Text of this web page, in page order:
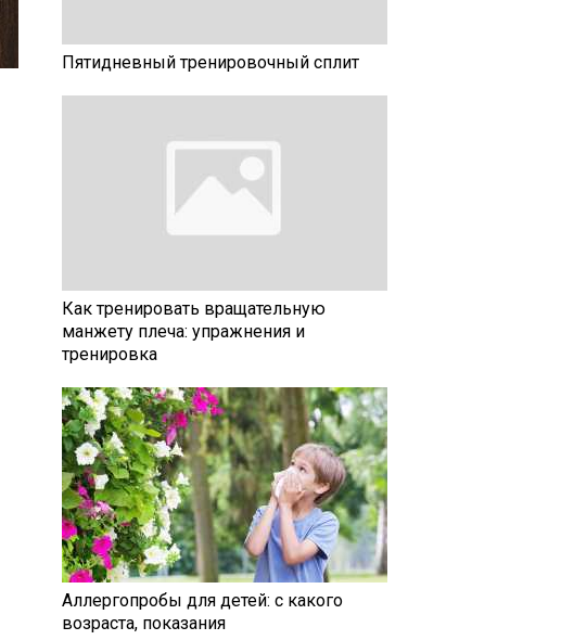
Пятидневный тренировочный сплит
Как тренировать вращательную
манжету плеча: упражнения и
тренировка
Аллергопробы для детей: с какого
возраста, показания